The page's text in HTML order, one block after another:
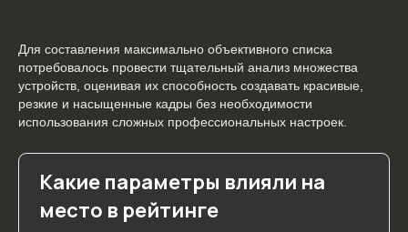
2.Какие бывают типы бюджетных фотоаппаратов
4.Как выбрать бюджетный фотоаппарат - на что
смотреть
2.1.Зеркальные камеры
Беззеркальные камеры
Компактные камеры (мыльницы)
Для составления максимально объективного списка
потребовалось провести тщательный анализ множества
устройств, оценивая их способность создавать красивые,
резкие и насыщенные кадры без необходимости
использования сложных профессиональных настроек.
Какие параметры влияли на
место в рейтинге